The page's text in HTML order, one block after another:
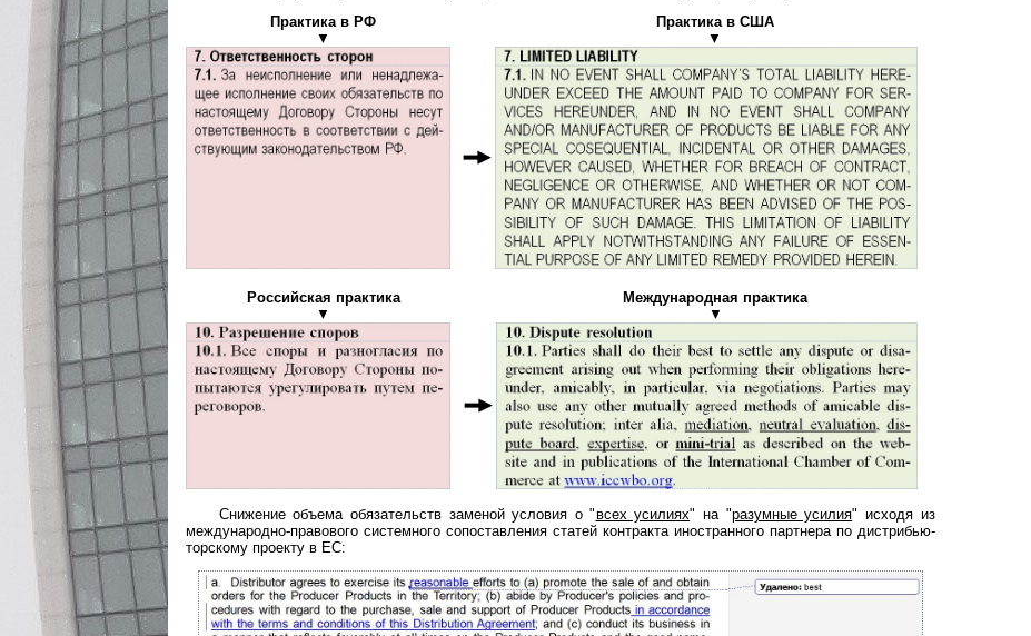
Практика в РФ
Практика в США
▼
▼
Российская практика
Международная практика
▼
▼
Снижение объема обязательств заменой условия о "всех усилиях" на "разумные усилия" исходя из
меж­ду­на­род­но-правового сис­тем­но­го сопоставления статей контракта иностранного партнера по дис­т­ри­бью­
тор­ско­му проекту в ЕС: